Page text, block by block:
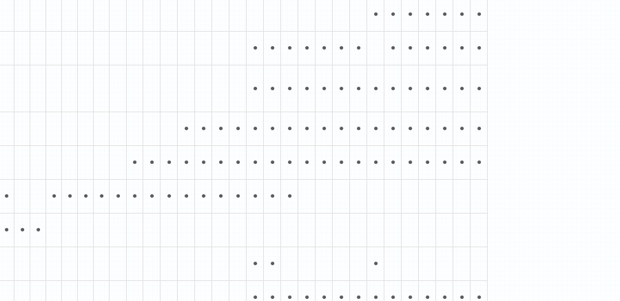
● ● ● ● ● ● ●
● ● ● ● ● ● ● ● ● ● ● ● ●
● ● ● ● ● ● ● ● ● ● ● ● ● ●
● ● ● ● ● ● ● ● ● ● ● ● ● ● ● ● ● ●
● ● ● ● ● ● ● ● ● ● ● ● ● ● ● ● ● ● ● ● ●
● ● ● ● ● ● ● ● ● ● ● ● ● ● ● ●
● ● ●
● ● ●
● ● ● ● ● ● ● ● ● ● ● ● ● ●